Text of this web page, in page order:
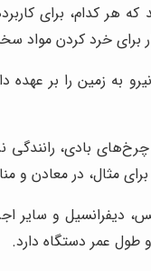
که هر کدام،
خرد کردن مواد
به زمین را بر عهده
بادی،
مثال، در معادن
دیفرانسیل و سایر
عمر دستگاه دارد.